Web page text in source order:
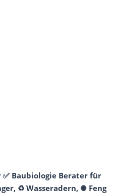
✅ Baubiologie Berater für
♻ Wasseradern, ✺ Feng